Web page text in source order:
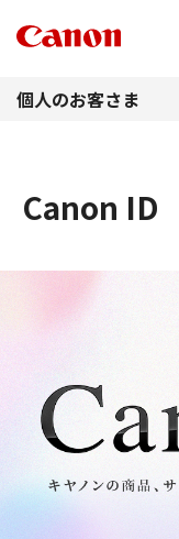
個人のお客さま
Canon ID